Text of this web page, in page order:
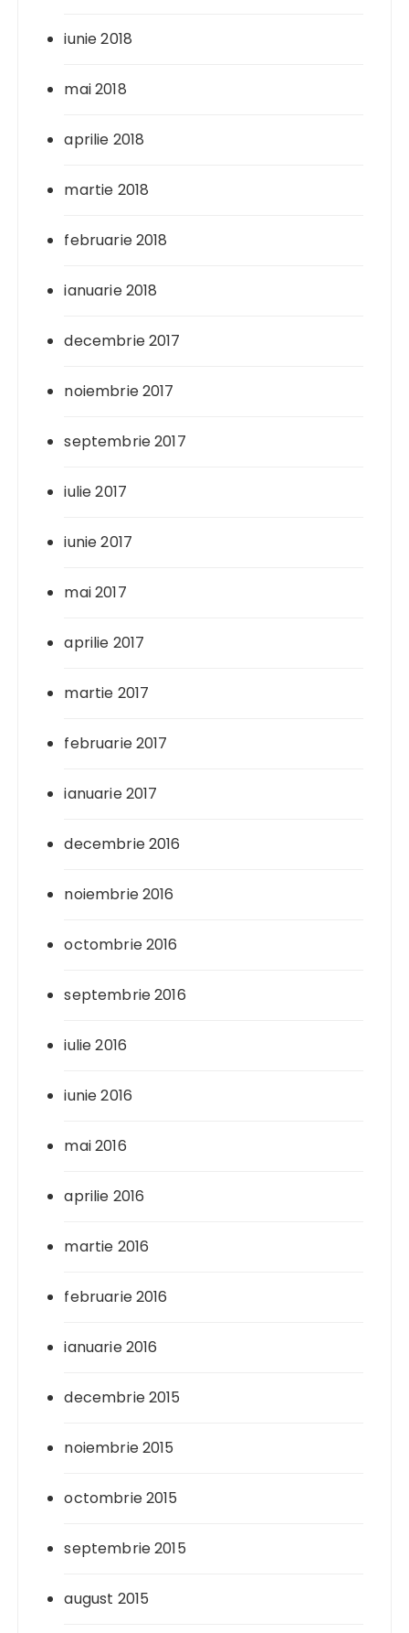
iunie 2018
mai 2018
aprilie 2018
martie 2018
februarie 2018
ianuarie 2018
decembrie 2017
noiembrie 2017
septembrie 2017
iulie 2017
iunie 2017
mai 2017
aprilie 2017
martie 2017
februarie 2017
ianuarie 2017
decembrie 2016
noiembrie 2016
octombrie 2016
septembrie 2016
iulie 2016
iunie 2016
mai 2016
aprilie 2016
martie 2016
februarie 2016
ianuarie 2016
decembrie 2015
noiembrie 2015
octombrie 2015
septembrie 2015
august 2015